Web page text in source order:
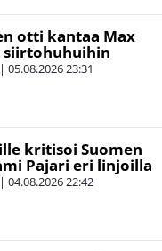
otti kantaa Max
siirtohuhuihin
| 05.08.202623:31
kritisoi Suomen
Pajari eri linjoilla
| 04.08.202622:42